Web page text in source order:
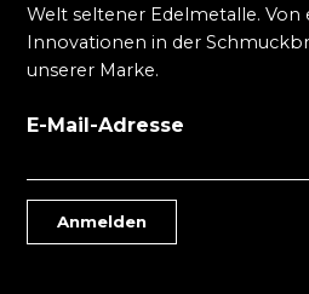
Welt seltener Edelmetalle. Von
Innovationen in der
unserer Marke.
E-Mail-Adresse
Anmelden